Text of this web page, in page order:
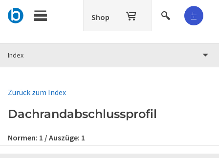
Shop
Index
Zurück zum Index
Dachrandabschlussprofil
Normen: 1 / Auszüge: 1